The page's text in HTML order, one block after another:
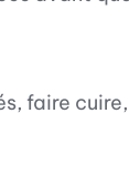
faire